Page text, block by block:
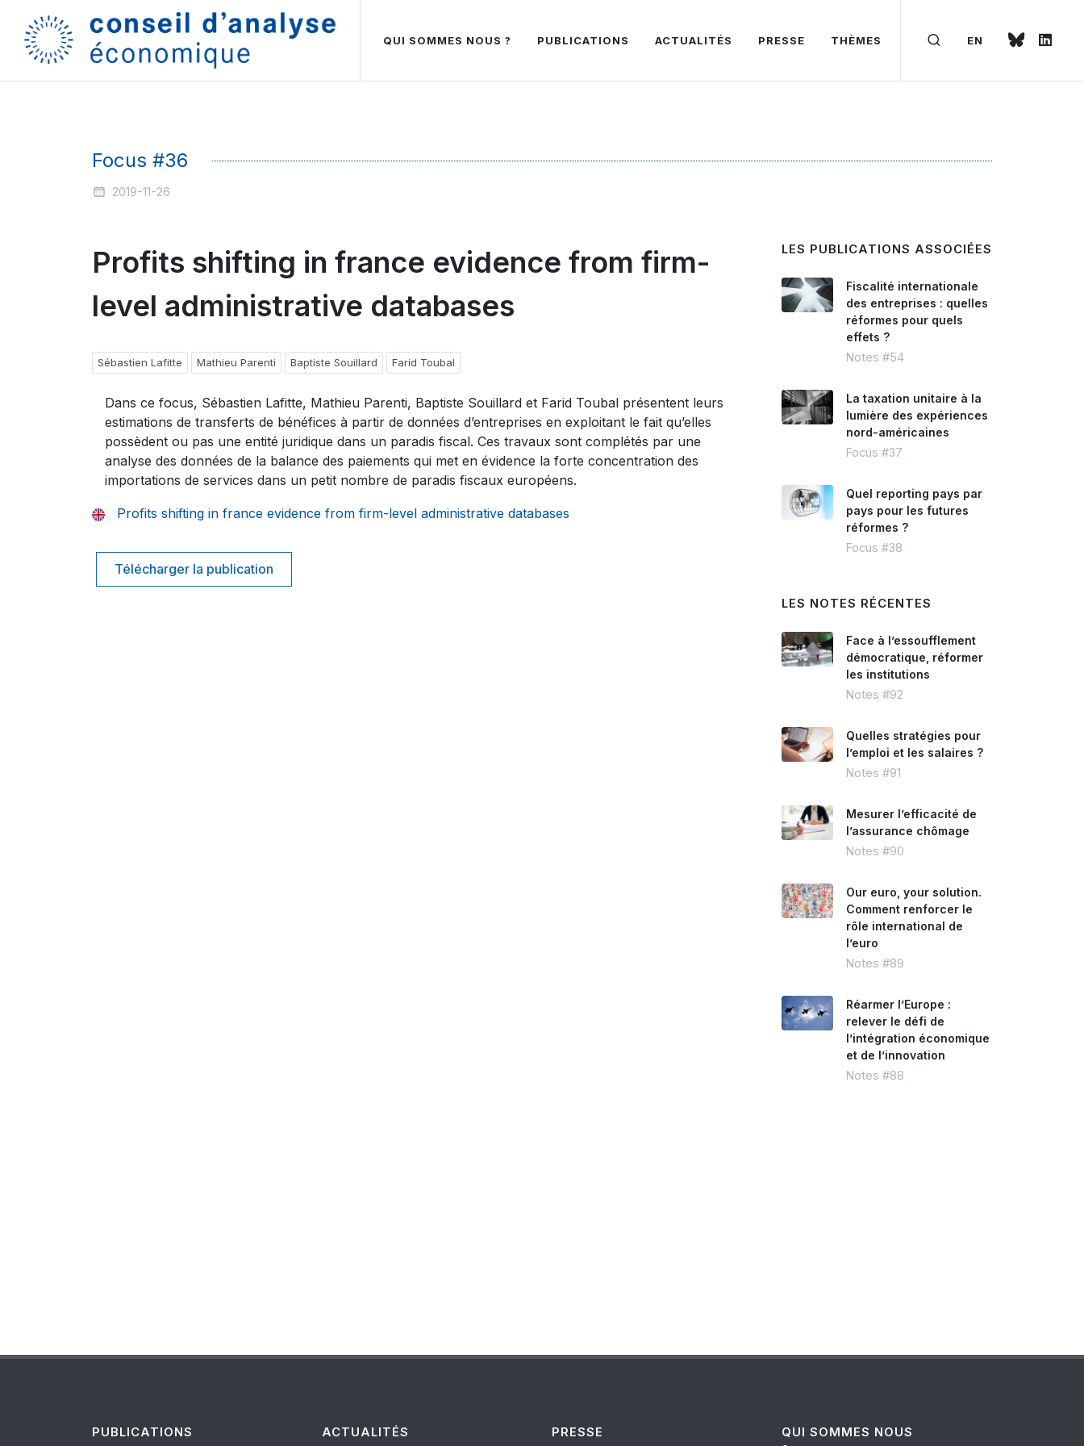
EN
QUI SOMMES NOUS ? PUBLICATIONS ACTUALITÉS PRESSE THÈMES
Focus #36
2019-11-26
Profits shifting in france evidence from firm-
level administrative databases
Sébastien Lafitte Mathieu Parenti Baptiste Souillard Farid Toubal
Dans ce focus, Sébastien Lafitte, Mathieu Parenti, Baptiste Souillard et Farid Toubal présentent leurs
estimations de transferts de bénéfices à partir de données d’entreprises en exploitant le fait qu’elles
possèdent ou pas une entité juridique dans un paradis fiscal. Ces travaux sont complétés par une
analyse des données de la balance des paiements qui met en évidence la forte concentration des
importations de services dans un petit nombre de paradis fiscaux européens.
Profits shifting in france evidence from firm-level administrative databases
Télécharger la publication
LES PUBLICATIONS ASSOCIÉES
Fiscalité internationale
des entreprises : quelles
réformes pour quels
effets ?
Notes #54
La taxation unitaire à la
lumière des expériences
nord-américaines
Focus #37
Quel reporting pays par
pays pour les futures
réformes ?
Focus #38
LES NOTES RÉCENTES
Face à l’essoufflement
démocratique, réformer
les institutions
Notes #92
Quelles stratégies pour
l’emploi et les salaires ?
Notes #91
Mesurer l’efficacité de
l’assurance chômage
Notes #90
Our euro, your solution.
Comment renforcer le
rôle international de
l’euro
Notes #89
Réarmer l’Europe :
relever le défi de
l’intégration économique
et de l’innovation
Notes #88
PUBLICATIONS ACTUALITÉS PRESSE
QUI SOMMES NOUS